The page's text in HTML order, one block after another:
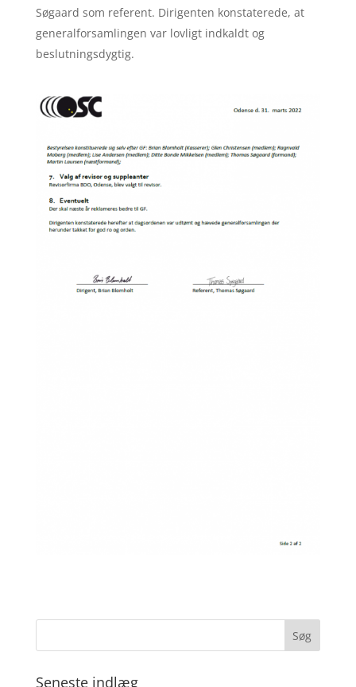
Søgaard som referent. Dirigenten konstaterede, at
generalforsamlingen var lovligt indkaldt og
beslutningsdygtig.
Seneste indlæg